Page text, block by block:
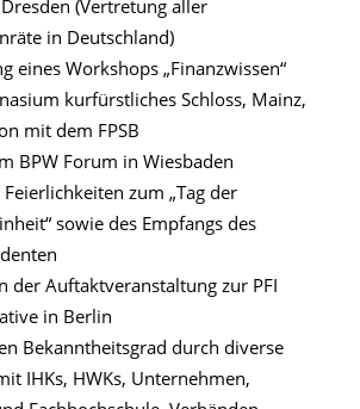
(Vertretung aller
in Deutschland)
eines Workshops „Finanzwissen“
kurfürstliches Schloss, Mainz,
mit dem FPSB
BPW Forum in Wiesbaden
zum „Tag der
sowie des Empfangs des
der Auftaktveranstaltung zur PFI
in Berlin
Bekanntheitsgrad durch diverse
IHKs, HWKs, Unternehmen,